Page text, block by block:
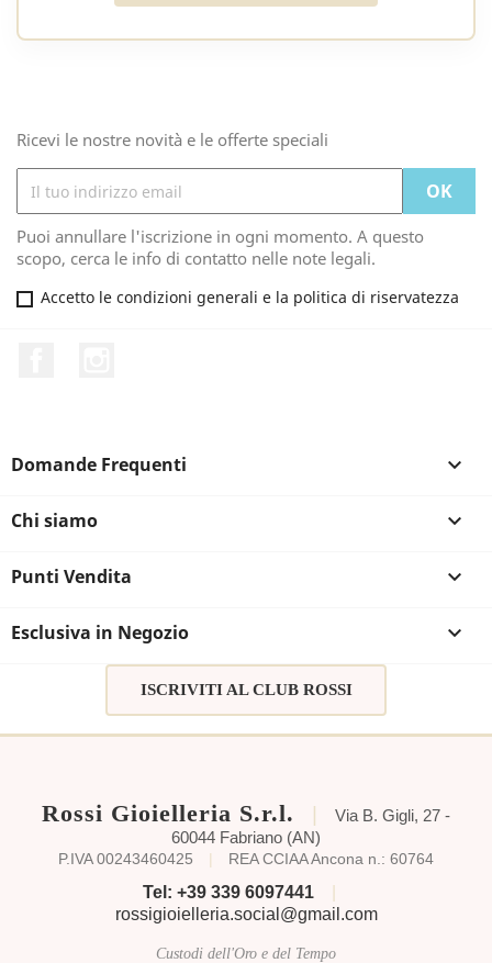
Ricevi le nostre novità e le offerte speciali
Puoi annullare l'iscrizione in ogni momento. A questo
scopo, cerca le info di contatto nelle note legali.
Accetto le condizioni generali e la politica di riservatezza
Domande Frequenti 
Chi siamo 
Punti Vendita 
Esclusiva in Negozio 
ISCRIVITI AL CLUB ROSSI
Rossi Gioielleria S.r.l. |
Via B. Gigli, 27 -
60044 Fabriano (AN)
P.IVA 00243460425 REA CCIAA Ancona n.: 60764
Tel: +39 339 6097441
rossigioielleria.social@gmail.com
Custodi dell'Oro e del Tempo